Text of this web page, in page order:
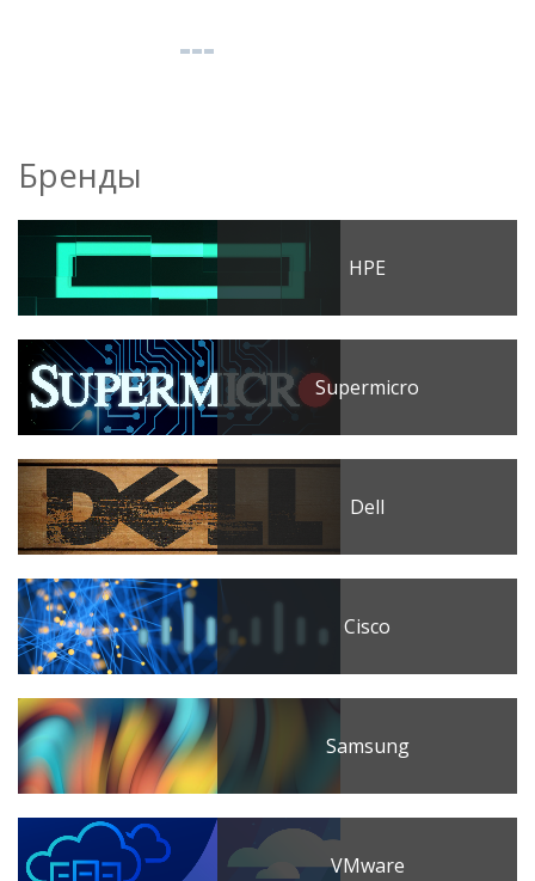
Бренды
HPE
Supermicro
Dell
Cisco
Samsung
VMware